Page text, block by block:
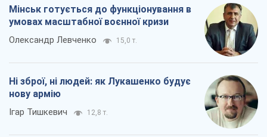
Мінськ готується до функціонування в
умовах масштабної воєнної кризи
Олександр Левченко 15,0 т.
Ні зброї, ні людей: як Лукашенко будує
нову армію
Ігар Тишкевич 12,8 т.